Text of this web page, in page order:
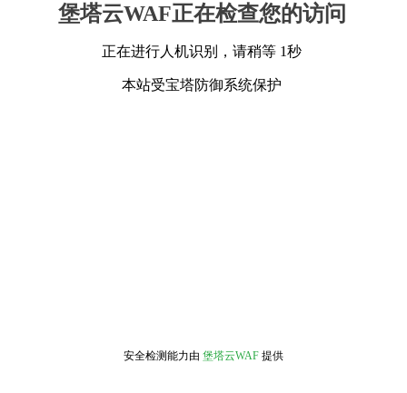
堡塔云WAF正在检查您的访问
正在进行人机识别，请稍等 1秒
本站受宝塔防御系统保护
安全检测能力由 堡塔云WAF 提供